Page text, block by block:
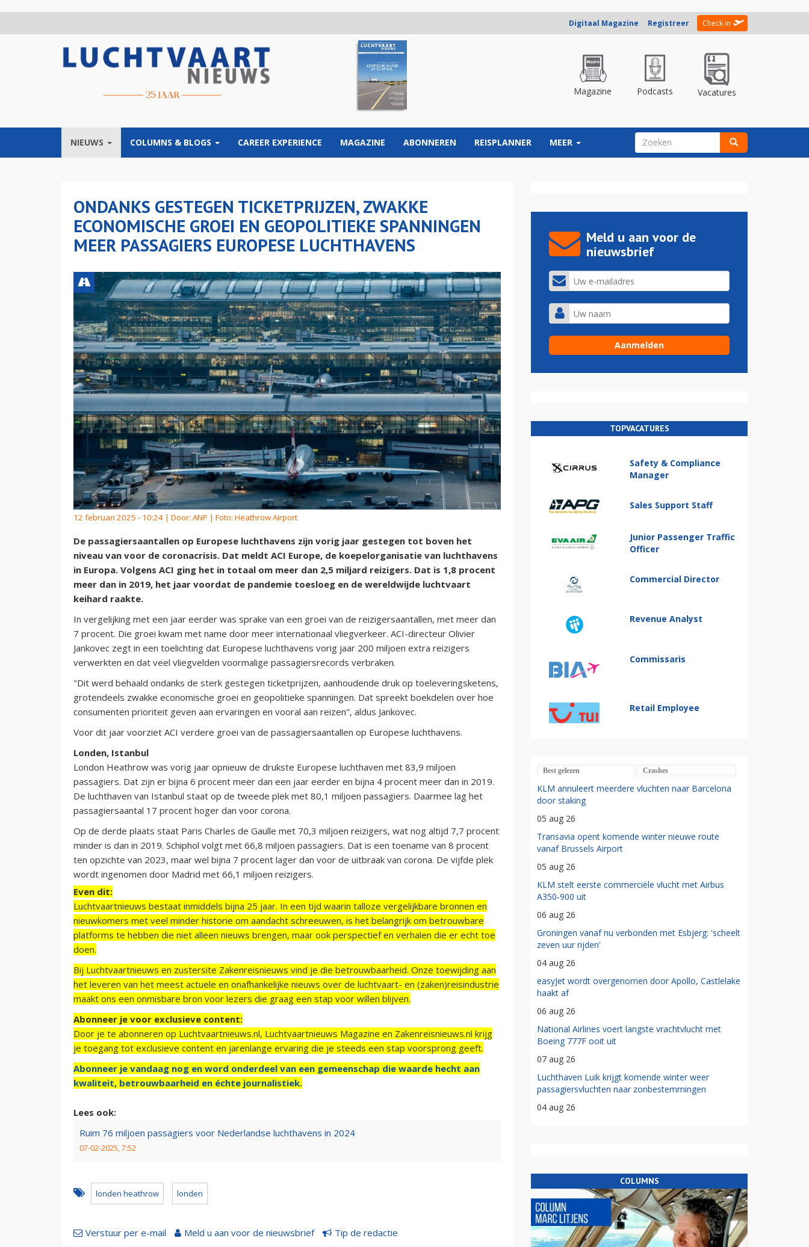
Digitaal Magazine Registreer Check in
Magazine Podcasts Vacatures
NIEUWS COLUMNS & BLOGS CAREER EXPERIENCE MAGAZINE ABONNEREN REISPLANNER MEER ZOEKVELD
ONDANKS GESTEGEN TICKETPRIJZEN, ZWAKKE
ECONOMISCHE GROEI EN GEOPOLITIEKE SPANNINGEN
MEER PASSAGIERS EUROPESE LUCHTHAVENS
12 februari 2025 - 10:24 | Door: ANP | Foto: Heathrow Airport
De passagiersaantallen op Europese luchthavens zijn vorig jaar gestegen tot boven het
niveau van voor de coronacrisis. Dat meldt ACI Europe, de koepelorganisatie van luchthavens
in Europa. Volgens ACI ging het in totaal om meer dan 2,5 miljard reizigers. Dat is 1,8 procent
meer dan in 2019, het jaar voordat de pandemie toesloeg en de wereldwijde luchtvaart
keihard raakte.
In vergelijking met een jaar eerder was sprake van een groei van de reizigersaantallen, met meer dan
7 procent. Die groei kwam met name door meer internationaal vliegverkeer. ACI-directeur Olivier
Jankovec zegt in een toelichting dat Europese luchthavens vorig jaar 200 miljoen extra reizigers
verwerkten en dat veel vliegvelden voormalige passagiersrecords verbraken.
"Dit werd behaald ondanks de sterk gestegen ticketprijzen, aanhoudende druk op toeleveringsketens,
grotendeels zwakke economische groei en geopolitieke spanningen. Dat spreekt boekdelen over hoe
consumenten prioriteit geven aan ervaringen en vooral aan reizen", aldus Jankovec.
Voor dit jaar voorziet ACI verdere groei van de passagiersaantallen op Europese luchthavens.
Londen, Istanbul
London Heathrow was vorig jaar opnieuw de drukste Europese luchthaven met 83,9 miljoen
passagiers. Dat zijn er bijna 6 procent meer dan een jaar eerder en bijna 4 procent meer dan in 2019.
De luchthaven van Istanbul staat op de tweede plek met 80,1 miljoen passagiers. Daarmee lag het
passagiersaantal 17 procent hoger dan voor corona.
Op de derde plaats staat Paris Charles de Gaulle met 70,3 miljoen reizigers, wat nog altijd 7,7 procent
minder is dan in 2019. Schiphol volgt met 66,8 miljoen passagiers. Dat is een toename van 8 procent
ten opzichte van 2023, maar wel bijna 7 procent lager dan voor de uitbraak van corona. De vijfde plek
wordt ingenomen door Madrid met 66,1 miljoen reizigers.
Even dit:
Luchtvaartnieuws bestaat inmiddels bijna 25 jaar. In een tijd waarin talloze vergelijkbare bronnen en
nieuwkomers met veel minder historie om aandacht schreeuwen, is het belangrijk om betrouwbare
platforms te hebben die niet alleen nieuws brengen, maar ook perspectief en verhalen die er echt toe
doen.
Bij Luchtvaartnieuws en zustersite Zakenreisnieuws vind je die betrouwbaarheid. Onze toewijding aan
het leveren van het meest actuele en onafhankelijke nieuws over de luchtvaart- en (zaken)reisindustrie
maakt ons een onmisbare bron voor lezers die graag een stap voor willen blijven.
Abonneer je voor exclusieve content:
Door je te abonneren op Luchtvaartnieuws.nl, Luchtvaartnieuws Magazine en Zakenreisnieuws.nl krijg
je toegang tot exclusieve content en jarenlange ervaring die je steeds een stap voorsprong geeft.
Abonneer je vandaag nog en word onderdeel van een gemeenschap die waarde hecht aan
kwaliteit, betrouwbaarheid en échte journalistiek.
Lees ook:
Ruim 76 miljoen passagiers voor Nederlandse luchthavens in 2024
07-02-2025, 7:52
londen heathrow londen
Verstuur per e-mail Meld u aan voor de nieuwsbrief Tip de redactie
Meld u aan voor de
nieuwsbrief
TOPVACATURES
Safety & Compliance
Manager
Sales Support Staff
Junior Passenger Traffic
Officer
Commercial Director
Revenue Analyst
Commissaris
Retail Employee
Best gelezen Crashes
KLM annuleert meerdere vluchten naar Barcelona
door staking
05 aug 26
Transavia opent komende winter nieuwe route
vanaf Brussels Airport
05 aug 26
KLM stelt eerste commerciële vlucht met Airbus
A350-900 uit
06 aug 26
Groningen vanaf nu verbonden met Esbjerg: 'scheelt
zeven uur rijden'
04 aug 26
easyJet wordt overgenomen door Apollo, Castlelake
haakt af
06 aug 26
National Airlines voert langste vrachtvlucht met
Boeing 777F ooit uit
07 aug 26
Luchthaven Luik krijgt komende winter weer
passagiersvluchten naar zonbestemmingen
04 aug 26
COLUMNS